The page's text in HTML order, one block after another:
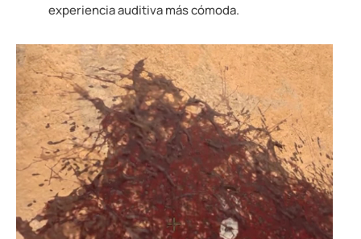
experiencia auditiva más cómoda.